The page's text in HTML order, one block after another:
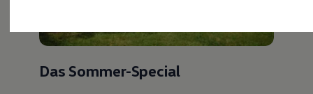
Kostensimulator
Autonomes Fahren
Online Beratung
California Welt
Das Sommer-Special